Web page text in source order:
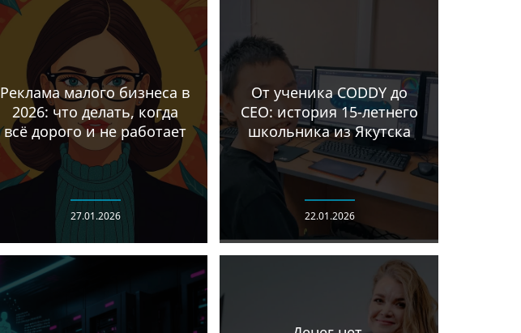
Реклама малого бизнеса в
2026: что делать, когда
всё дорого и не работает
27.01.2026
От ученика CODDY до
CEO: история 15-летнего
школьника из Якутска
22.01.2026